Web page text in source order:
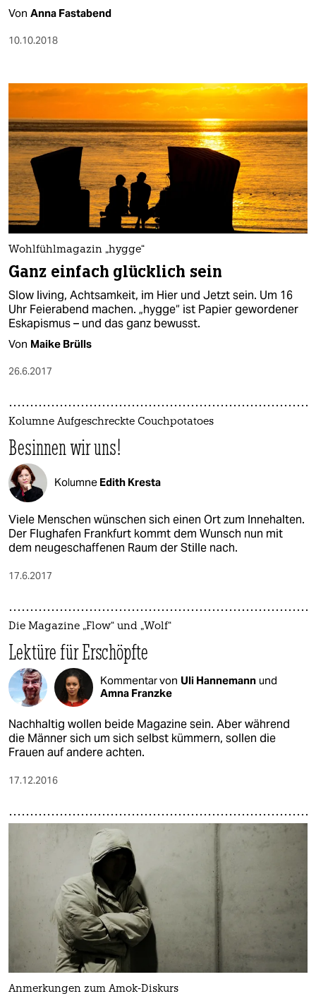
Von Anna Fastabend
10.10.2018
Wohlfühlmagazin „hygge“
Ganz einfach glücklich sein
Slow ­living, Achtsamkeit, im Hier und Jetzt sein. Um 16
Uhr Feierabend machen. „hygge“ ist Papier gewordener
Eskapismus – und das ganz bewusst.
Von Maike Brülls
26.6.2017
Kolumne Aufgeschreckte Couchpotatoes
Besinnen wir uns!
Kolumne Edith Kresta
Viele Menschen wünschen sich einen Ort zum Innehalten.
Der Flughafen Frankfurt kommt dem Wunsch nun mit
dem neugeschaffenen Raum der Stille nach.
17.6.2017
Die Magazine „Flow“ und „Wolf“
Lektüre für Erschöpfte
Kommentar von Uli Hannemann und
Amna Franzke
Nachhaltig wollen beide Magazine sein. Aber während
die Männer sich um sich selbst kümmern, sollen die
Frauen auf andere achten.
17.12.2016
Anmerkungen zum Amok-Diskurs